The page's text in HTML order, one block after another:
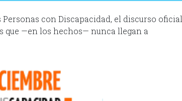
con Discapacidad, el discurso oficial
que —en los hechos— nunca llegan a